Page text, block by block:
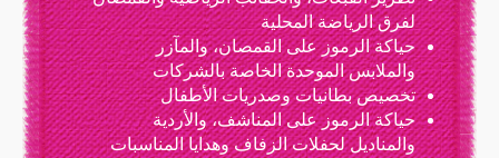
لفرق الرياضة المحلية
حياكة الرموز على القمصان، والمآزر
والملابس الموحدة الخاصة بالشركات
تخصيص بطانيات وصدريات الأطفال
حياكة الرموز على المناشف، والأردية
والمناديل لحفلات الزفاف وهدايا المناسبات